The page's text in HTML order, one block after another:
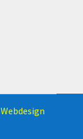
Webdesign